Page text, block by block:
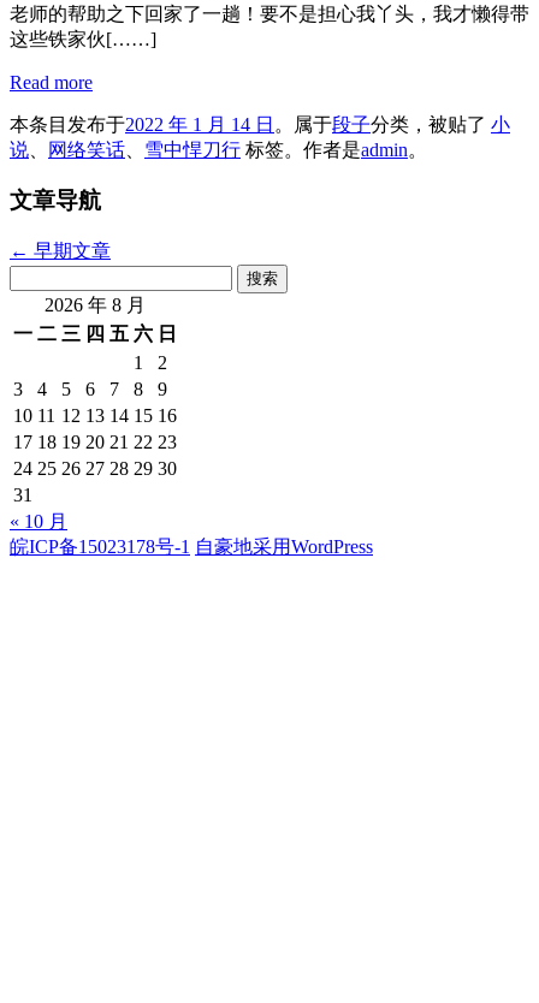
老师的帮助之下回家了一趟！要不是担心我丫头，我才懒得带
这些铁家伙[……]
Read more
本条目发布于2022 年 1 月 14 日 。属于段子分类，被贴了 小
说
网络笑话 雪中悍刀行 标签。 作者是admin。
文章导航
← 早期文章
索：2026 年 8 月
一 二 三 四 五 六 日
1
2
3
4 5 6 7 8
9
10 11 12 13 14 15 16
17 18 19 20 21 22 23
24 25 26 27 28 29 30
31
« 10 月
皖ICP备15023178号-1 自豪地采用WordPress